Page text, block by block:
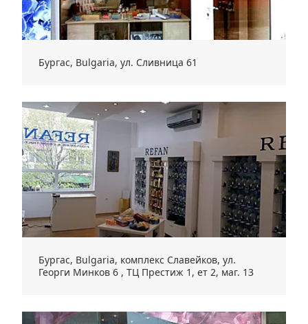
Бургас, Bulgaria, ул. Сливница 61
Бургас, Bulgaria, комплекс Славейков, ул.
Георги Минков 6 , ТЦ Престиж 1, ет 2, маг. 13